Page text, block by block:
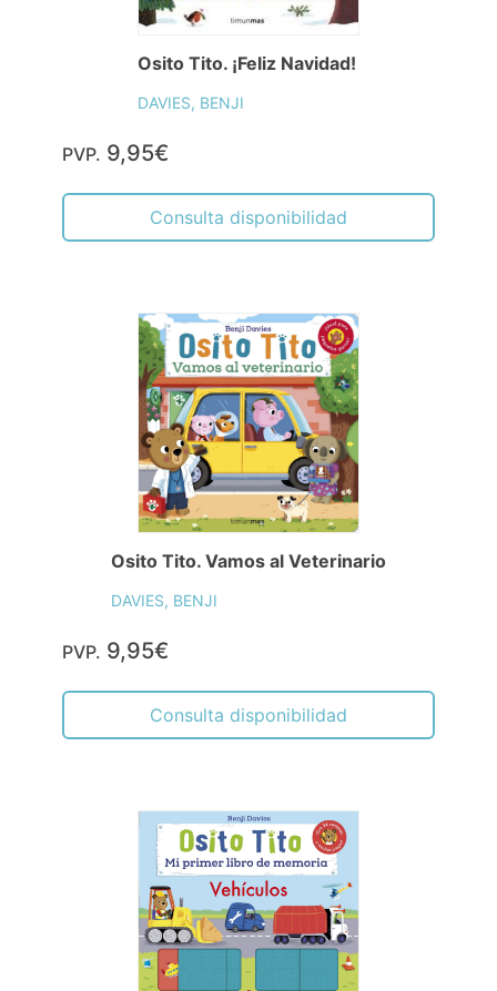
Osito Tito. ¡Feliz Navidad!
DAVIES, BENJI
PVP. 9,95€
Consulta disponibilidad
Osito Tito. Vamos al Veterinario
DAVIES, BENJI
PVP. 9,95€
Consulta disponibilidad